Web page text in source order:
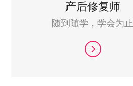
产后修复师
随到随学，学会为止